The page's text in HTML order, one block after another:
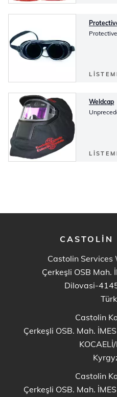
Weldcap
CASTOLIN
Castolin Services
Çerkeşli OSB Mah.
Dilovasi-
Castolin
Çerkeşli OSB. Mah.
Castolin
Çerkeşli OSB. Mah.